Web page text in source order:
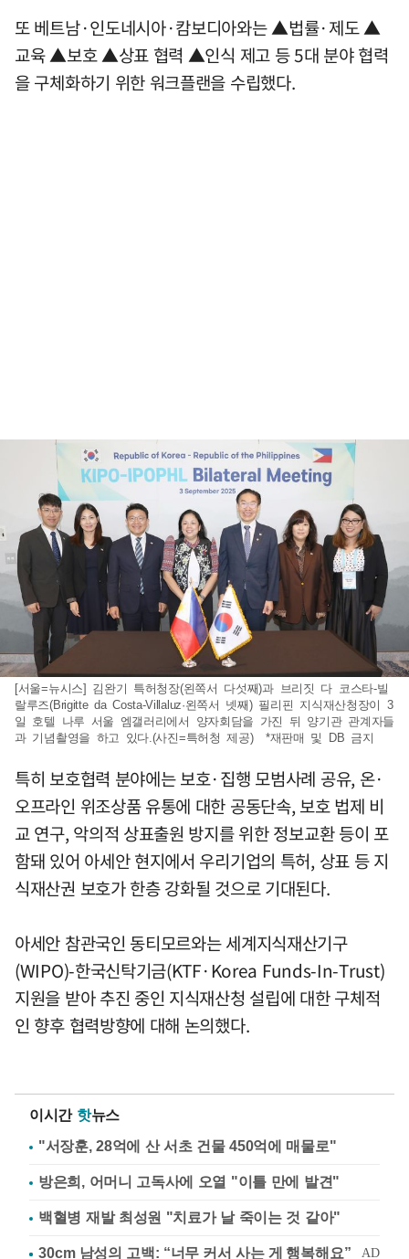
또 베트남·인도네시아·캄보디아와는 ▲법률·제도 ▲
교육 ▲보호 ▲상표 협력 ▲인식 제고 등 5대 분야 협력
을 구체화하기 위한 워크플랜을 수립했다.
[서울=뉴시스] 김완기 특허청장(왼쪽서 다섯째)과 브리짓 다 코스타-빌
랄루즈(Brigitte da Costa-Villaluz·왼쪽서 넷째) 필리핀 지식재산청장이 3
일 호텔 나루 서울 엠갤러리에서 양자회담을 가진 뒤 양기관 관계자들
과 기념촬영을 하고 있다.(사진=특허청 제공) *재판매 및 DB 금지
특히 보호협력 분야에는 보호·집행 모범사례 공유, 온·
오프라인 위조상품 유통에 대한 공동단속, 보호 법제 비
교 연구, 악의적 상표출원 방지를 위한 정보교환 등이 포
함돼 있어 아세안 현지에서 우리기업의 특허, 상표 등 지
식재산권 보호가 한층 강화될 것으로 기대된다.
아세안 참관국인 동티모르와는 세계지식재산기구
(WIPO)-한국신탁기금(KTF·Korea Funds-In-Trust)
지원을 받아 추진 중인 지식재산청 설립에 대한 구체적
인 향후 협력방향에 대해 논의했다.
이시간 핫뉴스
"서장훈, 28억에 산 서초 건물 450억에 매물로"
방은희, 어머니 고독사에 오열 "이틀 만에 발견"
백혈병 재발 최성원 "치료가 날 죽이는 것 같아"